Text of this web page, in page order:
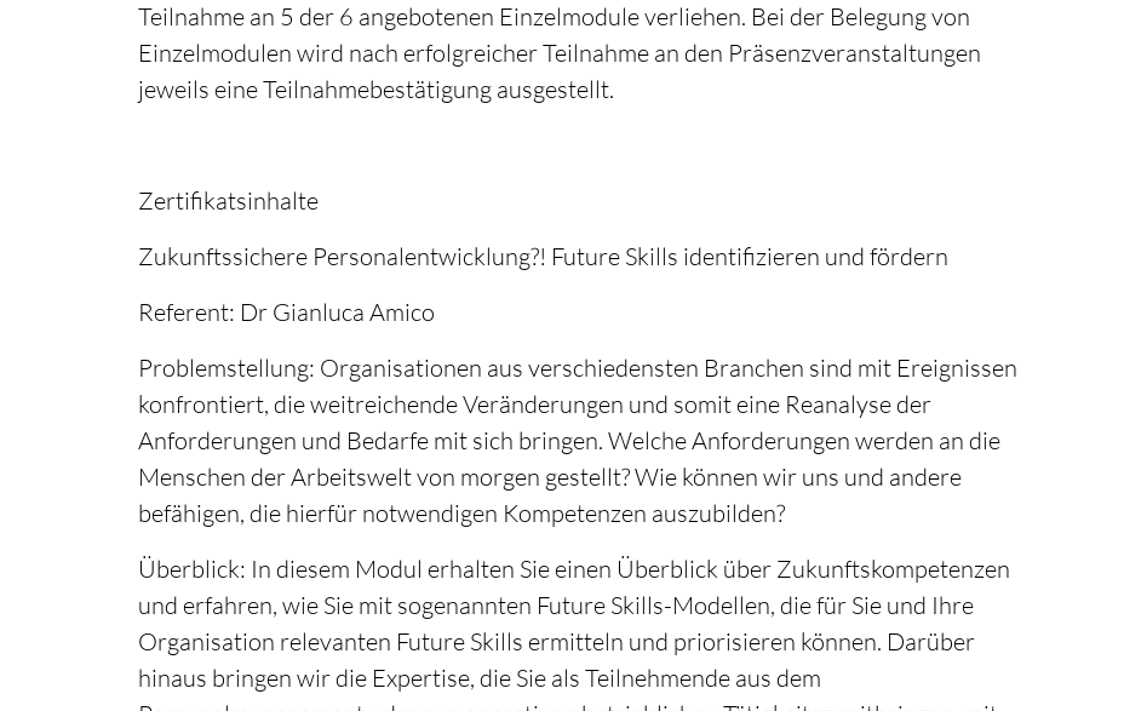
Teilnahme an 5 der 6 angebotenen Einzelmodule verliehen. Bei der Belegung von
Einzelmodulen wird nach erfolgreicher Teilnahme an den Präsenzveranstaltungen
jeweils eine Teilnahmebestätigung ausgestellt.
Zertifikatsinhalte
Zukunftssichere Personalentwicklung?! Future Skills identifizieren und fördern
Referent: Dr Gianluca Amico
Problemstellung: Organisationen aus verschiedensten Branchen sind mit Ereignissen
konfrontiert, die weitreichende Veränderungen und somit eine Reanalyse der
Anforderungen und Bedarfe mit sich bringen. Welche Anforderungen werden an die
Menschen der Arbeitswelt von morgen gestellt? Wie können wir uns und andere
befähigen, die hierfür notwendigen Kompetenzen auszubilden?
Überblick: In diesem Modul erhalten Sie einen Überblick über Zukunftskompetenzen
und erfahren, wie Sie mit sogenannten Future Skills-Modellen, die für Sie und Ihre
Organisation relevanten Future Skills ermitteln und priorisieren können. Darüber
hinaus bringen wir die Expertise, die Sie als Teilnehmende aus dem